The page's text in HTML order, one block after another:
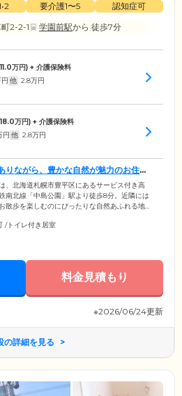
要介護1〜5
認知症可
2-2-1
学園前駅から 徒歩7分
11.0万円) + 介護保険料
他 2.8万円
18.0万円) + 介護保険料
円 他 2.8万円
りながら、豊かな自然が魅力のお住ま
、北海道札幌市豊平区にあるサービス付き高
南北線「中島公園」駅より徒歩8分。近隣には
散歩を楽しむのにぴったりな自然あふれる地
ス付き高齢者向け住宅とは介護事業所や医療
いとして快適に暮らせる設備と、介護スタッ
めのお声がけや生活相談サービスをご提供。
/トイレ付き居室
料金見積もり
※2026/06/24更新
の詳細を見る